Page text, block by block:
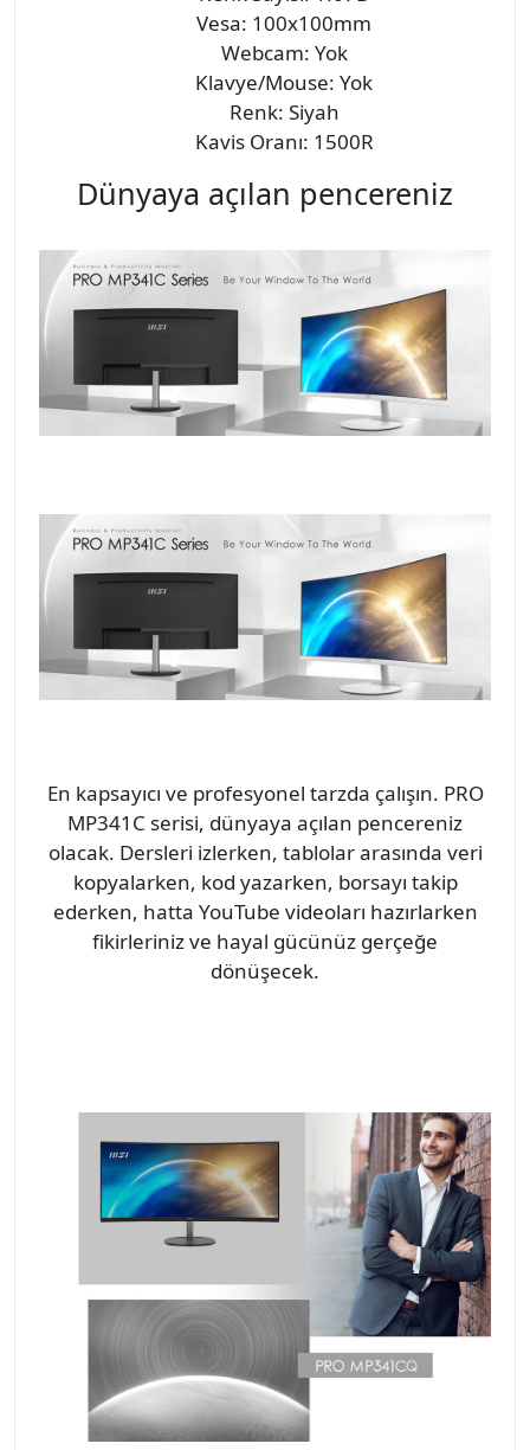
Vesa: 100x100mm
Webcam: Yok
Klavye/Mouse: Yok
Renk: Siyah
Kavis Oranı: 1500R
Dünyaya açılan pencereniz
En kapsayıcı ve profesyonel tarzda çalışın. PRO
MP341C serisi, dünyaya açılan pencereniz
olacak. Dersleri izlerken, tablolar arasında veri
kopyalarken, kod yazarken, borsayı takip
ederken, hatta YouTube videoları hazırlarken
fikirleriniz ve hayal gücünüz gerçeğe
dönüşecek.